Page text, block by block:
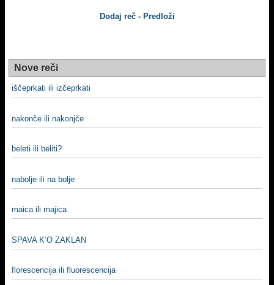
Dodaj reč - Predloži
Nove reči
iščeprkati ili izčeprkati
nakonče ili nakonjče
beleti ili beliti?
nabolje ili na bolje
maica ili majica
SPAVA K’O ZAKLAN
florescencija ili fluorescencija